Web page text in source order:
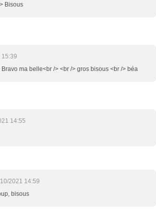
Bisous
ma belle<br /> <br /> gros bisous <br /> béa
14:55
2021 14:59
bisous